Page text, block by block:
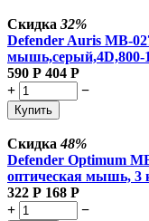
Скидка 32%
Defender Auris MB-
мышь,серый,4D,800-
590 Р 404 Р
+
−
Купить
Скидка48%
Defender Optimum
оптическая мышь, 3
322 Р 168 Р
+
−